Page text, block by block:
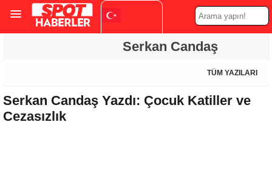
Turkish ▼
Serkan Candaş
TÜM YAZILARI
Serkan Candaş Yazdı: Çocuk Katiller ve
Cezasızlık